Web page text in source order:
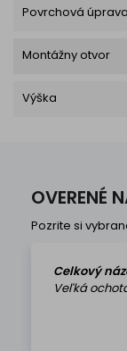
Povrchová úprava
Montážny otvor
Výška
OVERENÉ
Pozrite si
Celkový
Veľká